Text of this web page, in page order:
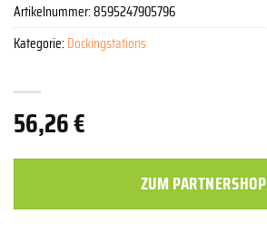
56,26€
ZUM PARTNERSHOP
Artikelnummer:8595247905796
Kategorie:Dockingstations